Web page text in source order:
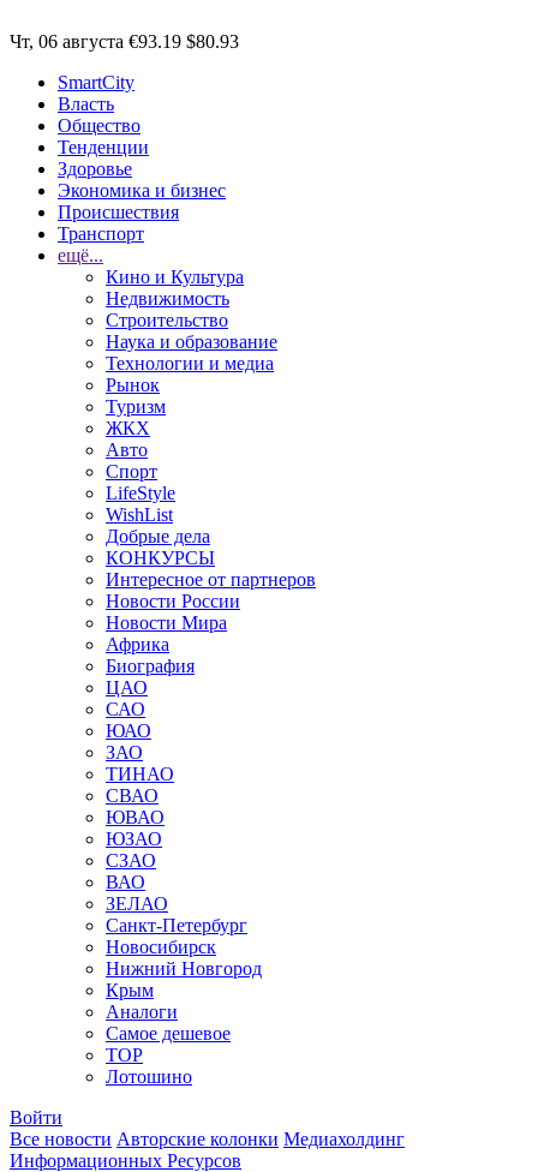
Чт, 06 августа €93.19 $80.93
SmartCity
Власть
Общество
Тенденции
Здоровье
Экономика и бизнес
Происшествия
Транспорт
ещё...
Кино и Культура
Недвижимость
Строительство
Наука и образование
Технологии и медиа
Рынок
Туризм
ЖКХ
Авто
Спорт
LifeStyle
WishList
Добрые дела
КОНКУРСЫ
Интересное от партнеров
Новости России
Новости Мира
Африка
Биография
ЦАО
САО
ЮАО
ЗАО
ТИНАО
СВАО
ЮВАО
ЮЗАО
СЗАО
ВАО
ЗЕЛАО
Санкт-Петербург
Новосибирск
Нижний Новгород
Крым
Аналоги
Самое дешевое
TOP
Лотошино
Войти
Все новости Авторские колонки Медиахолдинг
Информационных Ресурсов